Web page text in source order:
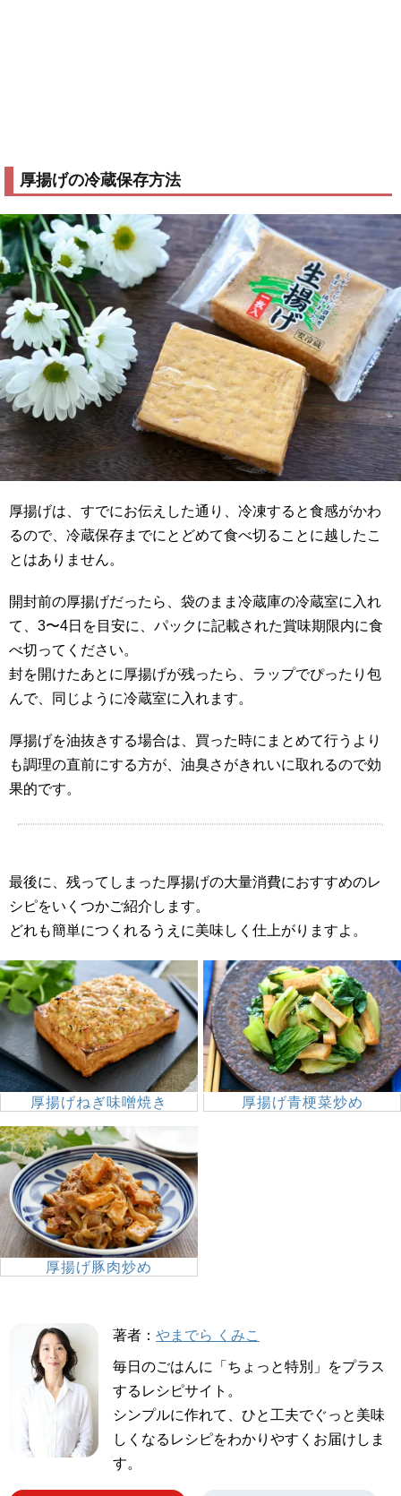
厚揚げの冷蔵保存方法
厚揚げは、すでにお伝えした通り、冷凍すると食感がかわ
るので、冷蔵保存までにとどめて食べ切ることに越したこ
とはありません。
開封前の厚揚げだったら、袋のまま冷蔵庫の冷蔵室に入れ
て、3〜4日を目安に、パックに記載された賞味期限内に食
べ切ってください。
封を開けたあとに厚揚げが残ったら、ラップでぴったり包
んで、同じように冷蔵室に入れます。
厚揚げを油抜きする場合は、買った時にまとめて行うより
も調理の直前にする方が、油臭さがきれいに取れるので効
果的です。
最後に、残ってしまった厚揚げの大量消費におすすめのレ
シピをいくつかご紹介します。
どれも簡単につくれるうえに美味しく仕上がりますよ。
厚揚げねぎ味噌焼き 厚揚げ青梗菜炒め
厚揚げ豚肉炒め
著者： やまでら くみこ
毎日のごはんに「ちょっと特別」をプラス
するレシピサイト。
シンプルに作れて、ひと工夫でぐっと美味
しくなるレシピをわかりやすくお届けしま
す。